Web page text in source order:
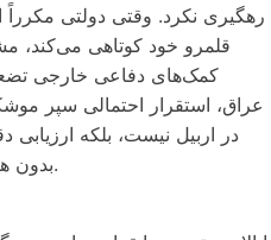
رهگیری نکرد. وقتی دولتی
قلمرو خود کوتاهی می‌کند،
کمک‌های دفاعی خارجی
عراق، استقرار احتمالی سپر
در اربیل نیست، بلکه ارزیابی
بدون هیچ پیامدی به خاک عراق حمله کند.